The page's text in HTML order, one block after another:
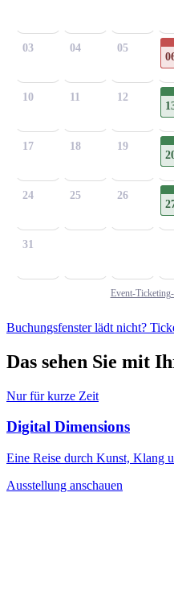
03 04 05
10 11 12
17 18 19
24 25 26
31
Event-
Buchungsfenster lädt nicht?
Das sehen Sie mit
Nur für kurze Zeit
Digital Dimensions
Eine Reise durch Kunst, Klang
Ausstellung anschauen